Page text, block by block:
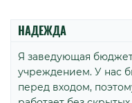
НАДЕЖДА
Я заведующая
учреждением. У нас
перед входом,